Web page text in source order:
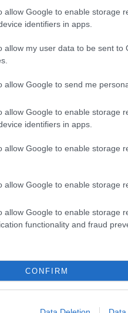
allow Google to enable storage
identifiers in apps.
allow my user data to be sent to
allow Google to send me
allow Google to enable storage
identifiers in apps.
allow Google to enable storage
allow Google to enable storage
allow Google to enable storage
functionality and fraud
CONFIRM
BŰVÖLŐ
Imre
szöveg kollázs
Gyula,
János